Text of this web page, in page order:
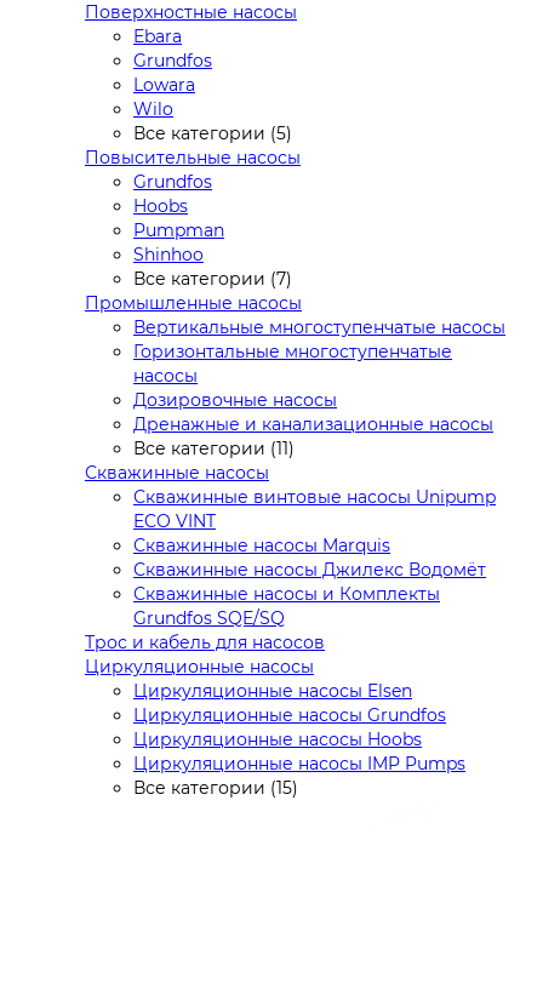
Поверхностные насосы
Ebara
Grundfos
Lowara
Wilo
Все категории (5)
Повысительные насосы
Grundfos
Hoobs
Pumpman
Shinhoo
Все категории (7)
Промышленные насосы
Вертикальные многоступенчатые насосы
Горизонтальные многоступенчатые
насосы
Дозировочные насосы
Дренажные и канализационные насосы
Все категории (11)
Скважинные насосы
Скважинные винтовые насосы Unipump
ECO VINT
Скважинные насосы Marquis
Скважинные насосы Джилекс Водомёт
Скважинные насосы и Комплекты
Grundfos SQE/SQ
Трос и кабель для насосов
Циркуляционные насосы
Циркуляционные насосы Elsen
Циркуляционные насосы Grundfos
Циркуляционные насосы Hoobs
Циркуляционные насосы IMP Pumps
Все категории (15)